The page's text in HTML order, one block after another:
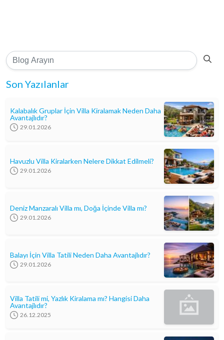
Son Yazılanlar
Kalabalık Gruplar İçin Villa Kiralamak Neden Daha
Avantajlıdır?
29.01.2026
Havuzlu Villa Kiralarken Nelere Dikkat Edilmeli?
29.01.2026
Deniz Manzaralı Villa mı, Doğa İçinde Villa mı?
29.01.2026
Balayı İçin Villa Tatili Neden Daha Avantajlıdır?
29.01.2026
Villa Tatili mi, Yazlık Kiralama mı? Hangisi Daha
Avantajlıdır?
26.12.2025